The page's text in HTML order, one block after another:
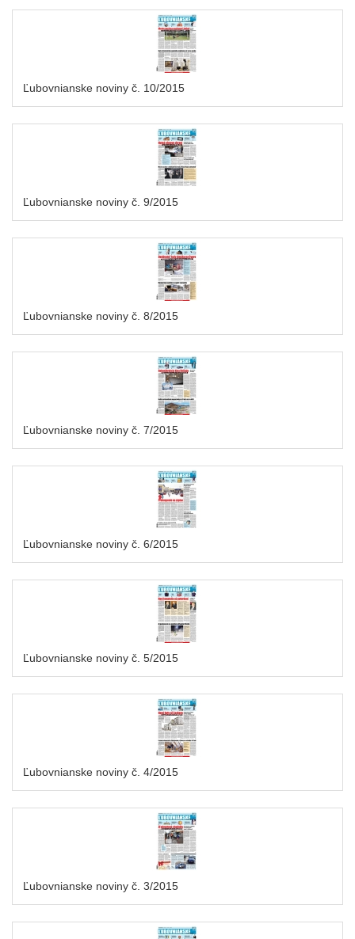
Ľubovnianske noviny č. 10/2015
Ľubovnianske noviny č. 9/2015
Ľubovnianske noviny č. 8/2015
Ľubovnianske noviny č. 7/2015
Ľubovnianske noviny č. 6/2015
Ľubovnianske noviny č. 5/2015
Ľubovnianske noviny č. 4/2015
Ľubovnianske noviny č. 3/2015